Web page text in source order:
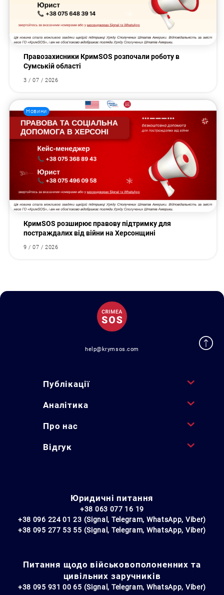
Правозахисники КримSOS розпочали роботу в
Сумській області
3 / 07 / 2026
Новини
КримSOS розширює правову підтримку для
постраждалих від війни на Херсонщині
9 / 07 / 2026
help@krymsos.com
Публікації
Аналітика
Про нас
Відгук
Юридичні питання
+38 063 077 16 19
+38 096 224 01 23 (Signal, Telegram, WhatsApp, Viber)
+38 095 277 53 55 (Signal, Telegram, WhatsApp, Viber)
Питання щодо військовополоненних та
цивільних заручників
+38 095 931 00 65 (Signal, Telegram, WhatsApp, Viber)